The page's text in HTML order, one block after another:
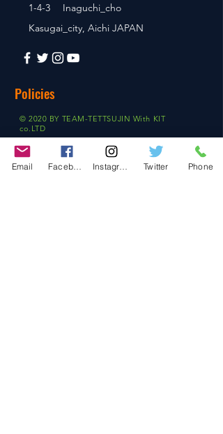
1-4-3 Inaguchi_cho
Kasugai_city, Aichi JAPAN
Policies
© 2020 BY TEAM-TETTSUJIN With KIT
co.LTD
Email Twitter Phone